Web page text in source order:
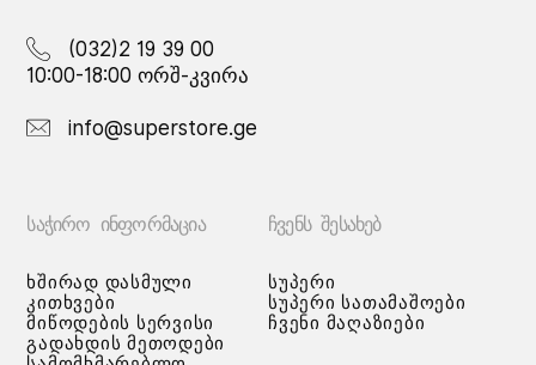
(032)2 19 39 00
10:00-18:00 ორშ-კვირა
info@superstore.ge
ᲡᲐᲭᲘᲠᲝ ᲘᲜᲤᲝᲠᲛᲐᲪᲘᲐ
ხშირად დასმული
კითხვები
მიწოდების სერვისი
გადახდის მეთოდები
ᲩᲕᲔᲜᲡ ᲨᲔᲡᲐᲮᲔᲑ
სუპერი
სუპერი სათამაშოები
ჩვენი მაღაზიები